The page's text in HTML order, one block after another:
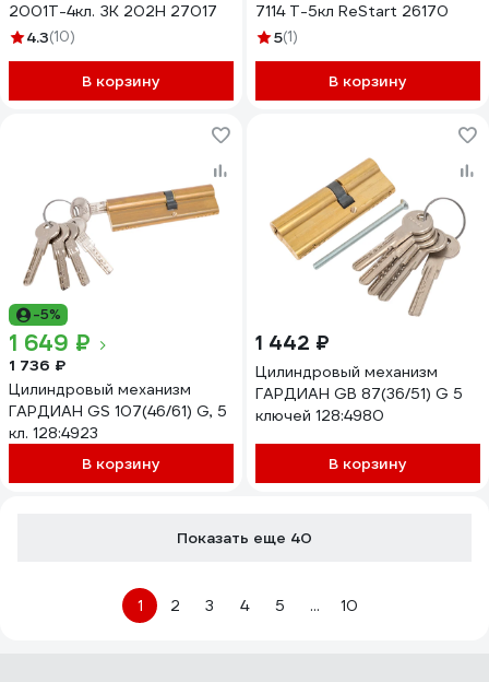
2001Т-4кл. ЗК 202Н 27017
4.3(10)
В корзину
7114 Т-5кл ReStart 26170
5(1)
В корзину
-5%
1 649 ₽
1 736 ₽
Цилиндровый механизм
ГАРДИАН GS 107(46/61) G, 5
кл. 128:4923
В корзину
1 442 ₽
Цилиндровый механизм
ГАРДИАН GB 87(36/51) G 5
ключей 128:4980
В корзину
Показать еще 40
1 2 3 4 5 ... 10